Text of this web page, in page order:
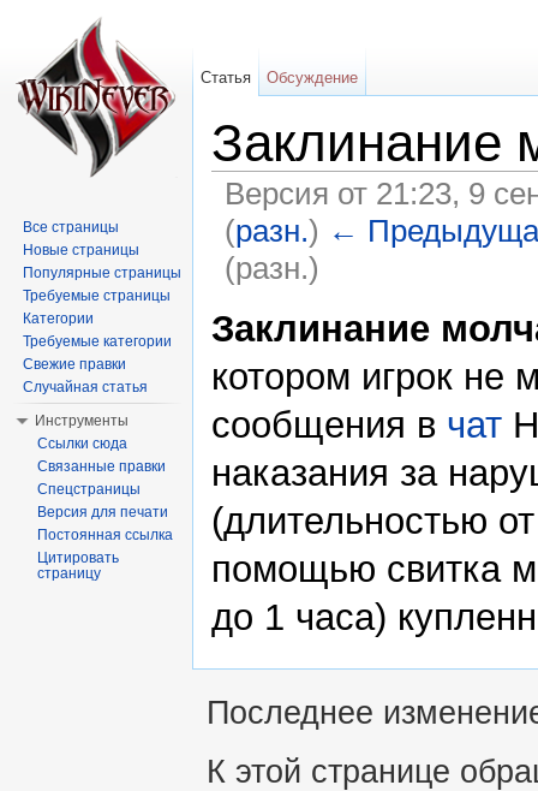
Заклинание
Версия от 21:23, 9
(разн.) ←
(разн.)
Заклинание
котором игрок не
сообщения в чат
наказания за
(длительностью
помощью свитка
до 1 часа)
Статья Обсуждение
Все страницы
Новые страницы
Популярные страницы
Требуемые страницы
Категории
Требуемые категории
Свежие правки
Случайная статья
Инструменты
Ссылки сюда
Связанные правки
Спецстраницы
Версия для печати
Постоянная ссылка
Цитировать
страницу
Последнее
К этой странице